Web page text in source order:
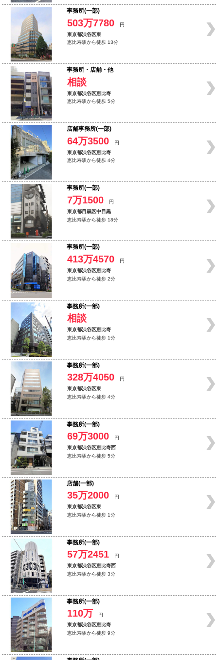
事務所(一部)
503万7780
円
東京都渋谷区東
恵比寿駅から徒歩 13分
事務所・店舗・他
相談
東京都渋谷区恵比寿
恵比寿駅から徒歩 5分
店舗事務所(一部)
64万3500
円
東京都渋谷区恵比寿
恵比寿駅から徒歩 4分
事務所(一部)
7万1500
円
東京都目黒区中目黒
恵比寿駅から徒歩 18分
事務所(一部)
413万4570
円
東京都渋谷区恵比寿
恵比寿駅から徒歩 2分
事務所(一部)
相談
東京都渋谷区恵比寿
恵比寿駅から徒歩 1分
事務所(一部)
328万4050
円
東京都渋谷区東
恵比寿駅から徒歩 4分
事務所(一部)
69万3000
円
東京都渋谷区恵比寿西
恵比寿駅から徒歩 5分
店舗(一部)
35万2000
円
東京都渋谷区東
恵比寿駅から徒歩 1分
事務所(一部)
57万2451
円
東京都渋谷区恵比寿西
恵比寿駅から徒歩 3分
事務所(一部)
110万
円
東京都渋谷区恵比寿
恵比寿駅から徒歩 9分